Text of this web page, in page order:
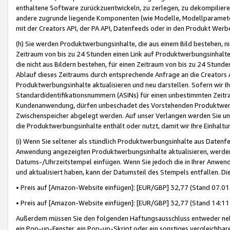
enthaltene Software zurückzuentwickeln, zu zerlegen, zu
andere zugrunde liegende Komponenten (wie Modelle,
mit der Creators API, der PA API, Datenfeeds oder in den Produkt
(h) Sie werden Produktwerbungsinhalte, die aus einem Bild bestehen,
Zeitraum von bis zu 24 Stunden einen Link auf
die nicht aus Bildern bestehen, für einen Zeitraum von bis zu 24
Ablauf dieses Zeitraums durch entsprechende Anfrage an die
Produktwerbungsinhalte aktualisieren und neu darstellen. Sofern wir
Standardidentifikationsnummern (ASINs) für einen unbestimmten
Kundenanwendung, dürfen unbeschadet des Vorstehenden
Zwischenspeicher abgelegt werden. Auf unser Verlangen werden Sie
die Produktwerbungsinhalte enthält oder nutzt, damit wir Ihre
(i) Wenn Sie seltener als stündlich Produktwerbungsinhalte aus
Anwendung angezeigten Produktwerbungsinhalte aktualisieren,
Datums-/Uhrzeitstempel einfügen. Wenn Sie jedoch die in Ihrer
und aktualisiert haben, kann der Datumsteil des Stempels entfallen.
• Preis auf [Amazon-Website einfügen]: [EUR/GBP] 32,77 (Stand
• Preis auf [Amazon-Website einfügen]: [EUR/GBP] 32,77 (Stand
Außerdem müssen Sie den folgenden Haftungsausschluss entweder
ein Pop-up-Fenster, ein Pop-up-Skript oder ein sonstiges